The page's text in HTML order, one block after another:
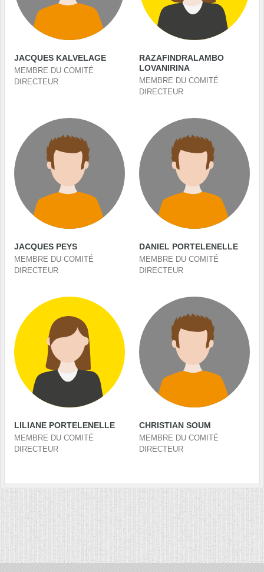
JACQUES KALVELAGE
MEMBRE DU COMITÉ
DIRECTEUR
RAZAFINDRALAMBO
LOVANIRINA
MEMBRE DU COMITÉ
DIRECTEUR
JACQUES PEYS
MEMBRE DU COMITÉ
DIRECTEUR
DANIEL PORTELENELLE
MEMBRE DU COMITÉ
DIRECTEUR
LILIANE PORTELENELLE
MEMBRE DU COMITÉ
DIRECTEUR
CHRISTIAN SOUM
MEMBRE DU COMITÉ
DIRECTEUR